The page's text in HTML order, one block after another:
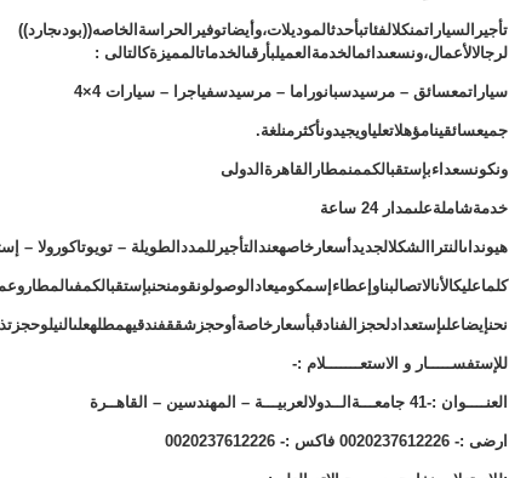
تأجيرالسياراتمنكلالفئاتبأحدثالموديلات،وأيضاتوفيرالحراسةالخاصه((بودىجارد))
لرجالالأعمال،ونسعىدائمالخدمةالعميلبأرقىالخدماتالمميزةكالتالى :
سياراتمعسائق – مرسيدسبانوراما – مرسيدسفياجرا – سيارات 4×4
جميعسائقينامؤهلاتعلياويجيدونأكثرمنلغة.
ونكونسعداءبإستقبالكممنمطارالقاهرةالدولى
خدمةشاملةعلىمدار 24 ساعة
هيونداىالنتراالشكلالجديدأسعارخاصهعندالتأجيرللمددالطويلة – تويوتاكورولا –
للإستفســـــار و الاستعـــــــلام :-
العنــــوان :-41 جامعـــةالــدولالعربيـــة – المهندسين – القاهــرة
ارضى :- 0020237612226 فاكس :- 0020237612226